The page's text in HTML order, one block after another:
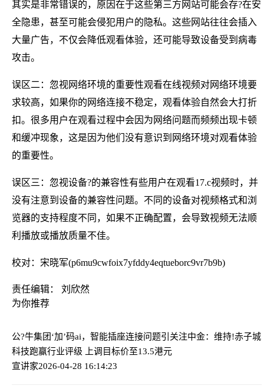
其实是非常错误的，原因在于这些第三方网站可能会存?在安
全隐患，甚至可能会侵犯用户的隐私。这些网站往往会插入
大量广告，不仅会降低观看体验，还可能导致设备受到病毒
攻击。
误区二：忽视网络环境的重要性观看在线视频对网络环境要
求较高，如果你的网络连接不稳定，观看体验自然会大打折
扣。很多用户在观看过程中会因为网络问题而频频出现卡顿
和缓冲现象，这是因为他们没有意识到网络环境对观看体验
的重要性。
误区三：忽视设备?的兼容性有些用户在观看17.c视频时，并
没有注意到设备的兼容性问题。不同的设备对视频格式和浏
览器的支持程度不同，如果不正确配置，会导致视频无法顺
利播放或播放质量不佳。
校对：宋晓军(p6mu9cwfoix7yfddy4eqtueborc9vr7b9b)
责任编辑： 刘欣然
为你推荐
公?牛集团‘加’码ai，智能插座连接问题引关注中金：维持!赤子城
科技跑赢行业评级 上调目标价至13.5港元
宣讲家2026-04-28 16:14:23